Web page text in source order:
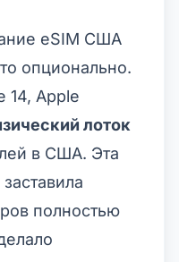
eSIM США
опционально.
14, Apple
лоток
в США. Эта
полностью